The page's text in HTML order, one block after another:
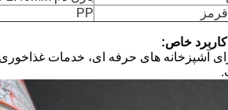
PP
خاص:
آشپزخانه های حرفه ای، خدمات